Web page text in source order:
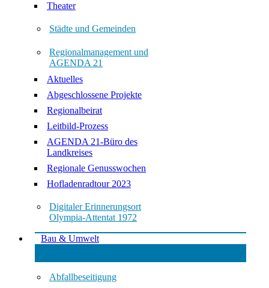
Theater
Städte und Gemeinden
Regionalmanagement und
AGENDA 21
Aktuelles
Abgeschlossene Projekte
Regionalbeirat
Leitbild-Prozess
AGENDA 21-Büro des
Landkreises
Regionale Genusswochen
Hofladenradtour 2023
Digitaler Erinnerungsort
Olympia-Attentat 1972
Bau & Umwelt
Abfallbeseitigung